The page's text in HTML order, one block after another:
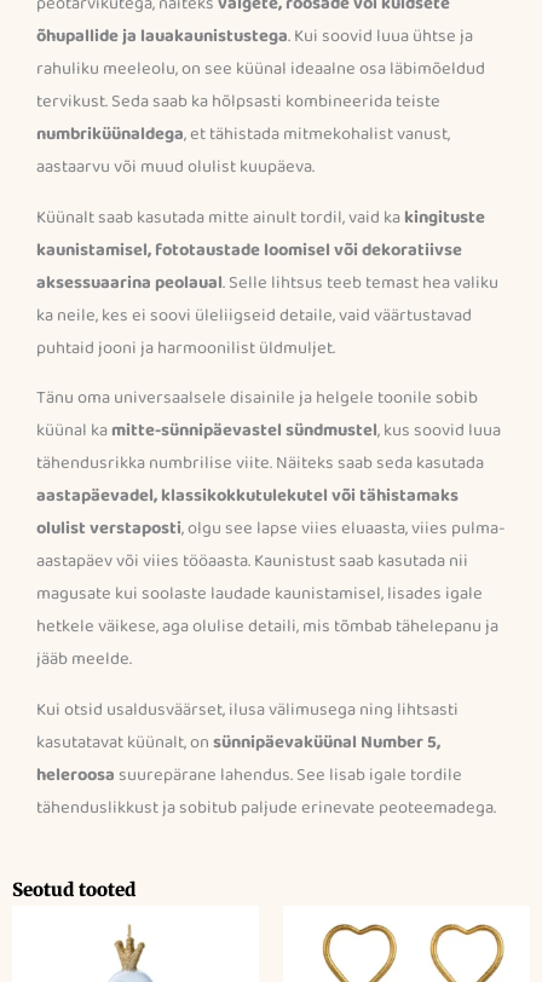
õhupallide ja lauakaunistustega. Kui soovid luua ühtse ja
rahuliku meeleolu, on see küünal ideaalne osa läbimõeldud
tervikust. Seda saab ka hõlpsasti kombineerida teiste
numbriküünaldega, et tähistada mitmekohalist vanust,
aastaarvu või muud olulist kuupäeva.
Küünalt saab kasutada mitte ainult tordil, vaid kakingituste
kaunistamisel, fototaustade loomisel või dekoratiivse
aksessuaarina peolaual. Selle lihtsus teeb temast hea valiku
ka neile, kes ei soovi üleliigseid detaile, vaid väärtustavad
puhtaid jooni ja harmoonilist üldmuljet.
Tänu oma universaalsele disainile ja helgele toonile sobib
küünal kamitte-sünnipäevastel sündmustel, kus soovid luua
tähendusrikka numbrilise viite. Näiteks saab seda kasutada
aastapäevadel, klassikokkutulekutel või tähistamaks
olulist verstaposti, olgu see lapse viies eluaasta, viies pulma-
aastapäev või viies tööaasta. Kaunistust saab kasutada nii
magusate kui soolaste laudade kaunistamisel, lisades igale
hetkele väikese, aga olulise detaili, mis tõmbab tähelepanu ja
jääb meelde.
Kui otsid usaldusväärset, ilusa välimusega ning lihtsasti
kasutatavat küünalt, onsünnipäevaküünal Number 5,
heleroosa suurepärane lahendus. See lisab igale tordile
tähenduslikkust ja sobitub paljude erinevate peoteemadega.
Seotud tooted